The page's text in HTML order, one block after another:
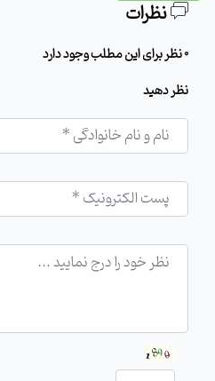
نظرات
0 نظر برای این مطلب وجود دارد
نظر دهید